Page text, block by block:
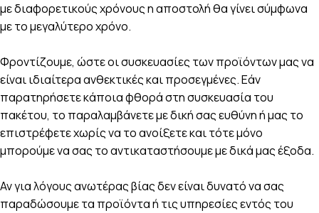
με διαφορετικούς χρόνους η αποστολή θα γίνει σύμφωνα
με το μεγαλύτερο χρόνο.
Φροντίζουμε, ώστε οι συσκευασίες των προϊόντων μας να
είναι ιδιαίτερα ανθεκτικές και προσεγμένες. Εάν
παρατηρήσετε κάποια φθορά στη συσκευασία του
πακέτου, το παραλαμβάνετε με δική σας ευθύνη ή μας το
επιστρέφετε χωρίς να το ανοίξετε και τότε μόνο
μπορούμε να σας το αντικαταστήσουμε με δικά μας έξοδα.
Αν για λόγους ανωτέρας βίας δεν είναι δυνατό να σας
παραδώσουμε τα προϊόντα ή τις υπηρεσίες εντός του